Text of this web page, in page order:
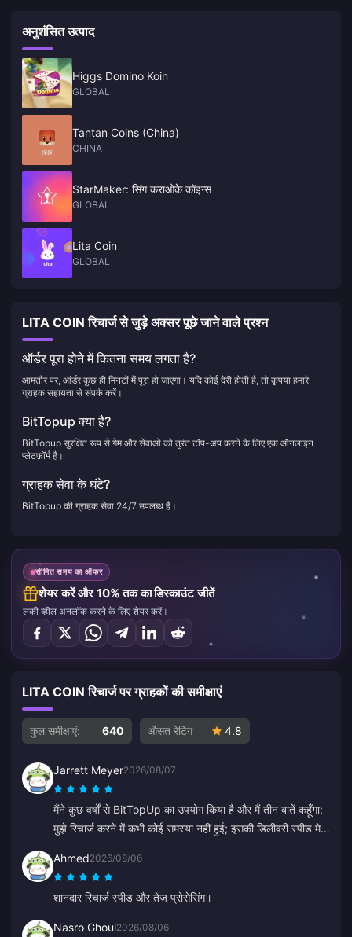
अनुशंसित उत्पाद
Higgs Domino Koin
GLOBAL
Tantan Coins (China)
CHINA
StarMaker: सिंग कराओके कॉइन्स
GLOBAL
Lita Coin
GLOBAL
LITA COIN रिचार्ज से जुड़े अक्सर पूछे जाने वाले प्रश्न
ऑर्डर पूरा होने में कितना समय लगता है?
आमतौर पर, ऑर्डर कुछ ही मिनटों में पूरा हो जाएगा। यदि कोई देरी होती है, तो कृपया हमारे
ग्राहक सहायता से संपर्क करें।
BitTopup क्या है?
BitTopup सुरक्षित रूप से गेम और सेवाओं को तुरंत टॉप-अप करने के लिए एक ऑनलाइन
प्लेटफ़ॉर्म है।
ग्राहक सेवा के घंटे?
BitTopup की ग्राहक सेवा 24/7 उपलब्ध है।
सीमित समय का ऑफर
शेयर करें और 10% तक का डिस्काउंट जीतें
लकी व्हील अनलॉक करने के लिए शेयर करें।
LITA COIN रिचार्ज पर ग्राहकों की समीक्षाएं
कुल समीक्षाएं: 640 औसत रेटिंग 4.8
Jarrett Meyer2026/08/07
मैंने कुछ वर्षों से BitTopUp का उपयोग किया है और मैं तीन बातें कहूँगा:
मुझे रिचार्ज करने में कभी कोई समस्या नहीं हुई; इसकी डिलीवरी स्पीड मेरे
से सरल है, बस कुछ क्लिक और आपका काम हो गया। यह जीवन को
आसान बनाता है।
Ahmed2026/08/06
शानदार रिचार्ज स्पीड और तेज़ प्रोसेसिंग।
Nasro Ghoul2026/08/06